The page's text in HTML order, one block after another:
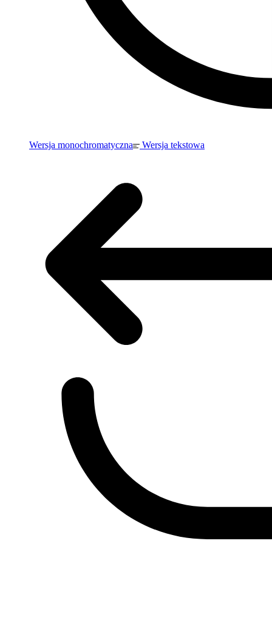
Wersja monochromatyczna Wersja tekstowa